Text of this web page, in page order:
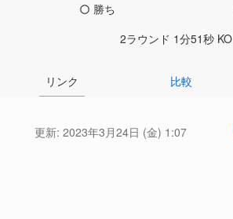
勝ち
2ラウンド 1分51秒 KO
リンク 比較
更新: 2023年3月24日 (金) 1:07